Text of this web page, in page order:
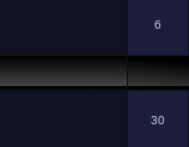
6
30